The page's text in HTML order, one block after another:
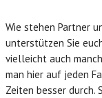
Wie stehen Partner
unterstützen Sie
vielleicht auch
man hier auf jeden
Zeiten besser durch.